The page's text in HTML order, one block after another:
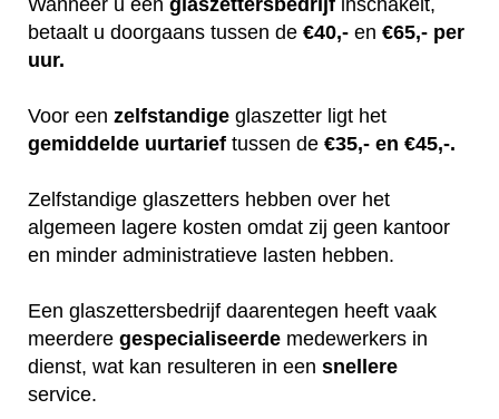
betaalt u doorgaans tussen de €40,- en €65,- per
uur.
Voor een zelfstandige glaszetter ligt het
gemiddelde uurtarief tussen de €35,- en €45,-.
Zelfstandige glaszetters hebben over het
algemeen lagere kosten omdat zij geen kantoor
en minder administratieve lasten hebben.
Een glaszettersbedrijf daarentegen heeft vaak
meerdere gespecialiseerde medewerkers in
dienst, wat kan resulteren in een snellere
service.